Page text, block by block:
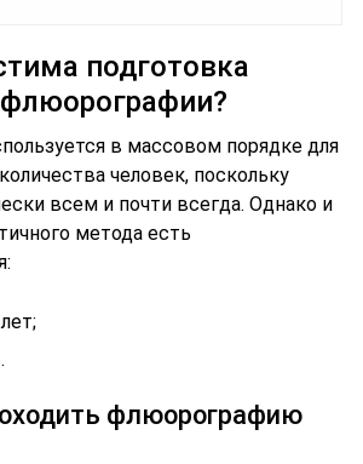
подготовка
в массовом порядке для
человек, поскольку
всем и почти всегда. Однако и
метода есть
флюорографию